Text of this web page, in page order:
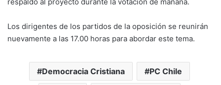
Los dirigentes de los partidos de la oposición se reunirán
nuevamente a las 17.00 horas para abordar este tema.
Democracia Cristiana PC Chile